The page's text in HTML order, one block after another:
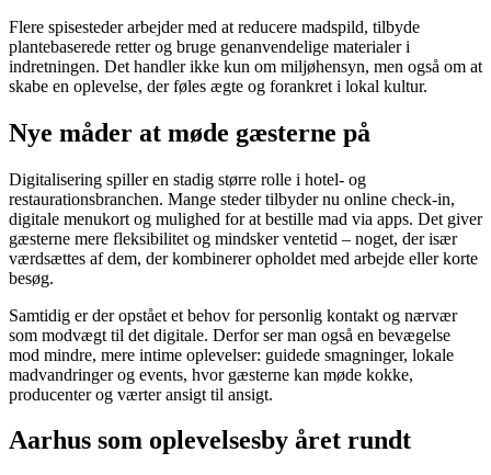
Flere spisesteder arbejder med at reducere madspild, tilbyde
plantebaserede retter og bruge genanvendelige materialer i
indretningen. Det handler ikke kun om miljøhensyn, men også om at
skabe en oplevelse, der føles ægte og forankret i lokal kultur.
Nye måder at møde gæsterne på
Digitalisering spiller en stadig større rolle i hotel- og
restaurationsbranchen. Mange steder tilbyder nu online check-in,
digitale menukort og mulighed for at bestille mad via apps. Det giver
gæsterne mere fleksibilitet og mindsker ventetid – noget, der især
værdsættes af dem, der kombinerer opholdet med arbejde eller korte
besøg.
Samtidig er der opstået et behov for personlig kontakt og nærvær
som modvægt til det digitale. Derfor ser man også en bevægelse
mod mindre, mere intime oplevelser: guidede smagninger, lokale
madvandringer og events, hvor gæsterne kan møde kokke,
producenter og værter ansigt til ansigt.
Aarhus som oplevelsesby året rundt